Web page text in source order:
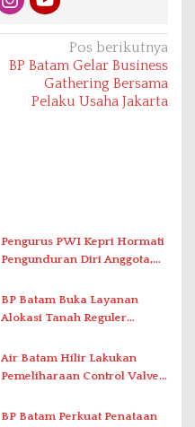
Pos berikutnya
BP Batam Gelar Business
Gathering Bersama
Pelaku Usaha Jakarta
Pengurus PWI Kepri Hormati
Pengunduran Diri Anggota,
Administrasi ke Pusat
BP Batam Buka Layanan
Alokasi Tanah Reguler
Air Batam Hilir Lakukan
Pemeliharaan Control Valve,
BP Batam Perkuat Penataan